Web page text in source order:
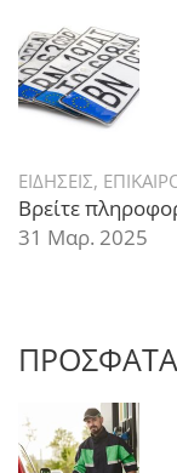
ΕΙΔΗΣΕΙΣ,
Βρείτε
31 Μαρ. 2025
ΠΡΟΣΦΑΤΑ